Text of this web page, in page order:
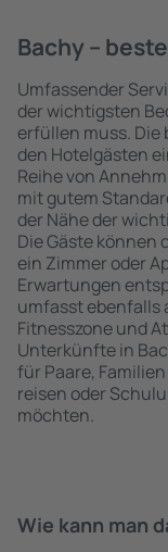
Bachy –
Umfassender
der wichtigsten
erfüllen muss. Die
den Hotelgästen
Reihe von
mit gutem
der Nähe der
Die Gäste können
ein Zimmer oder
Erwartungen
umfasst ebenfalls
Fitnesszone und
Unterkünfte in
für Paare,
reisen oder
möchten.
Wie kann man